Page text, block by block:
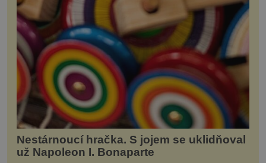
Nestárnoucí hračka. S jojem se uklidňoval
už Napoleon I. Bonaparte